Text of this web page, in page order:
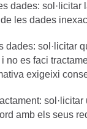
dades: sol·licitar
les dades
dades: sol·licitar
no es faci
exigeixi
amb els seus